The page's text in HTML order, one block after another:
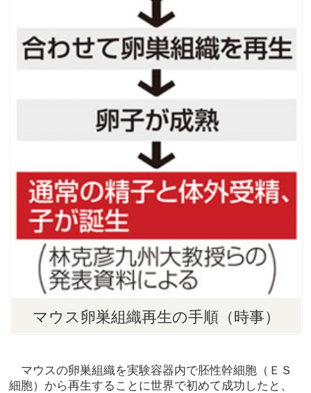
マウス卵巣組織再生の手順（時事）
マウスの卵巣組織を実験容器内で胚性幹細胞（ＥＳ
細胞）から再生することに世界で初めて成功したと、